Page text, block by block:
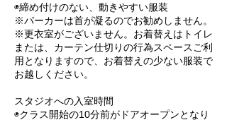
◉締め付けのない、動きやすい服装
※パーカーは首が凝るのでお勧めしません。
※更衣室がございません。お着替えはトイレ
または、カーテン仕切りの行為スペースご利
用となりますので、お着替えの少ない服装で
お越しください。
スタジオへの入室時間
◉クラス開始の10分前がドアオープンとなり